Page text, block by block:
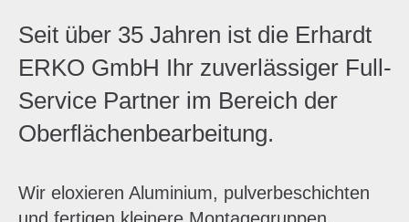
Seit über 35 Jahren ist die Erhardt
ERKO GmbH Ihr zuverlässiger Full-
Service Partner im Bereich der
Oberflächenbearbeitung.
Wir eloxieren Aluminium, pulverbeschichten
und fertigen kleinere Montagegruppen.